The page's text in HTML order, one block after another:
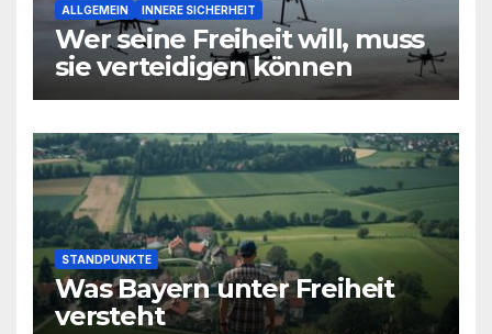
ALLGEMEIN INNERE SICHERHEIT
Wer seine Freiheit will, muss
sie verteidigen können
STANDPUNKTE
Was Bayern unter Freiheit
versteht